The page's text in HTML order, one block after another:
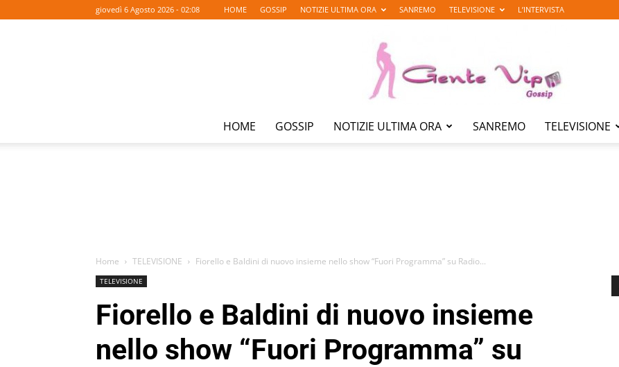
giovedì 6 Agosto 2026 - 02:08 HOME GOSSIP NOTIZIE ULTIMA ORA SANREMO TELEVISIONE L’INTERVISTA
HOME GOSSIP NOTIZIE ULTIMA ORA SANREMO TELEVISIONE
Home TELEVISIONE Fiorello e Baldini di nuovo insieme nello show “Fuori Programma” su Radio...
TELEVISIONE
Fiorello e Baldini di nuovo insieme
nello show “Fuori Programma” su